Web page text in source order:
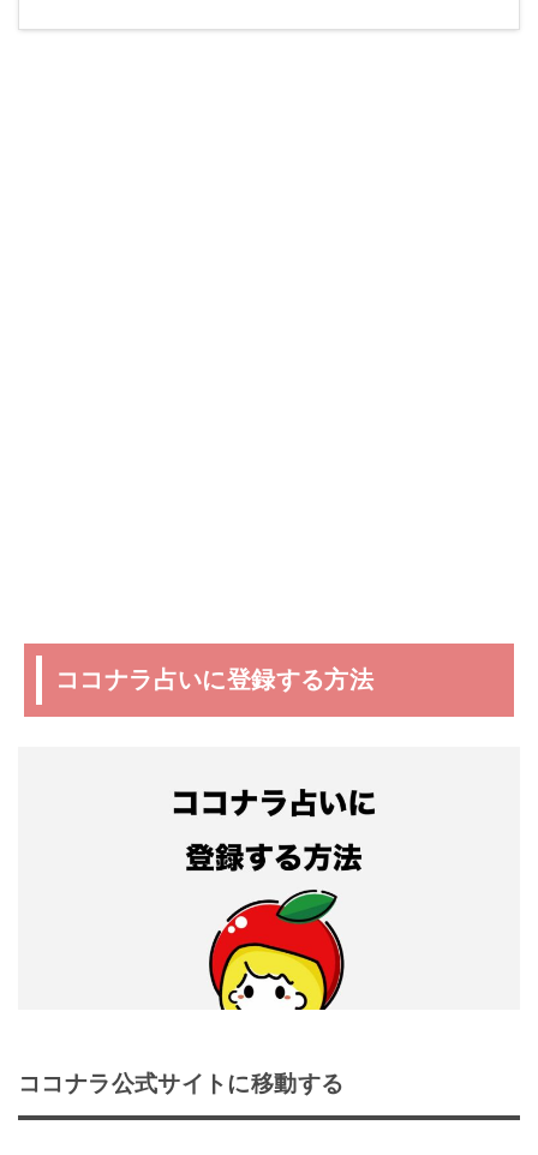
ココナラ占いに登録する方法
ココナラ公式サイトに移動する